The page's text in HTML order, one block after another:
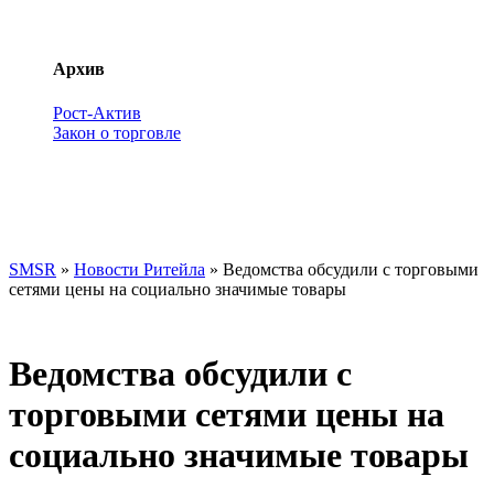
Архив
Рост-Актив
Закон о торговле
SMSR » Новости Ритейла » Ведомства обсудили с торговыми
сетями цены на социально значимые товары
Ведомства обсудили с
торговыми сетями цены на
социально значимые товары